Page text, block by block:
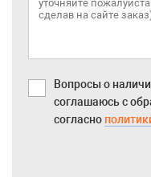
Вопросы о
соглашаюсь с
согласно